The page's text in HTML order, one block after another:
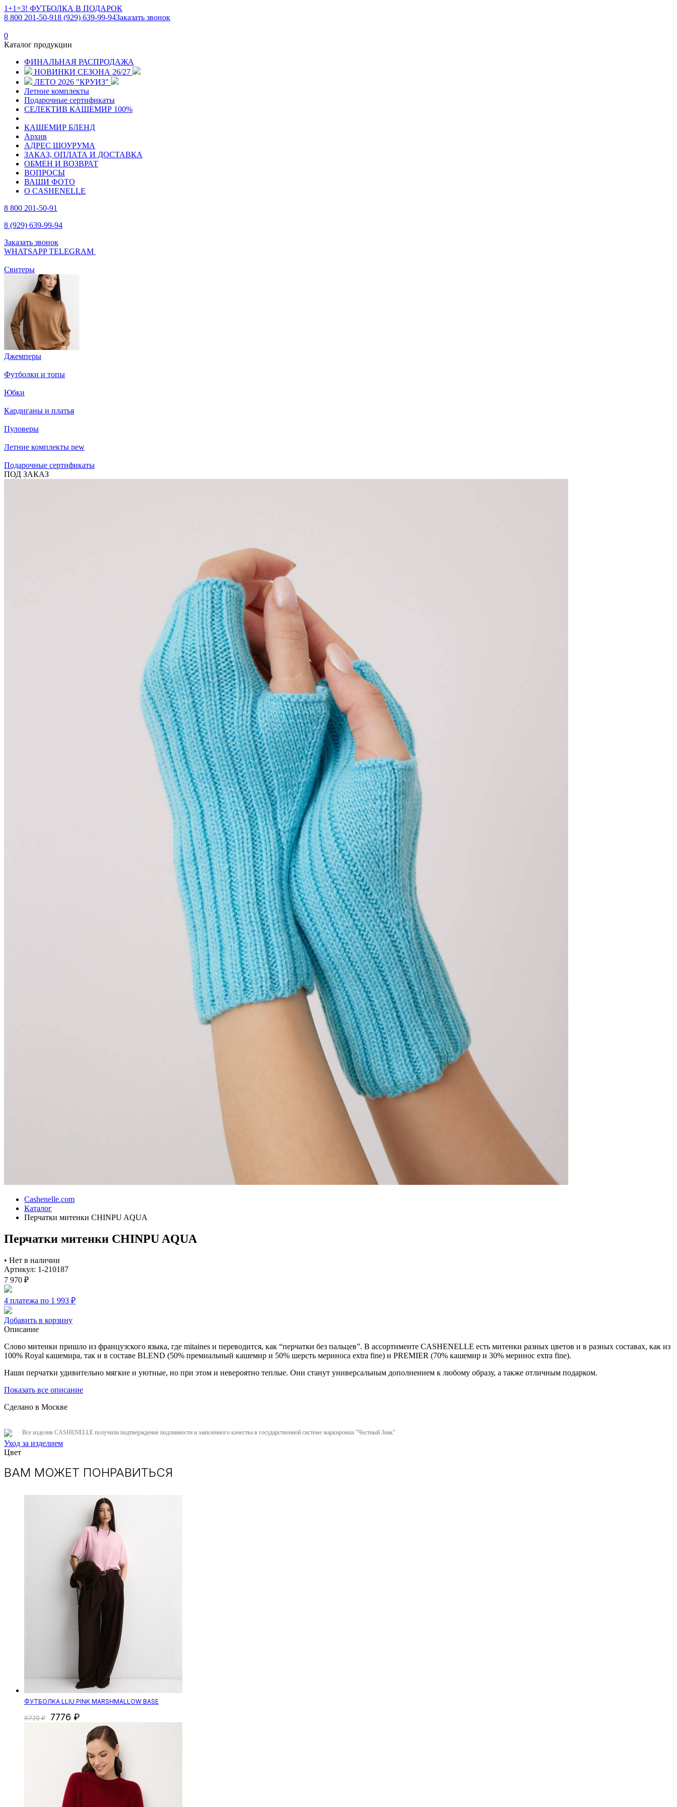
1+1=3! ФУТБОЛКА В ПОДАРОК
8 800 201-50-918 (929) 639-99-94Заказать звонок
0
Каталог продукции
ФИНАЛЬНАЯ РАСПРОДАЖА
НОВИНКИ СЕЗОНА 26/27
ЛЕТО 2026 "КРУИЗ"
Летние комплекты
Подарочные сертификаты
СЕЛЕКТИВ КАШЕМИР 100%
КАШЕМИР БЛЕНД
Архив
АДРЕС ШОУРУМА
ЗАКАЗ, ОПЛАТА И ДОСТАВКА
ОБМЕН И ВОЗВРАТ
ВОПРОСЫ
ВАШИ ФОТО
О CASHENELLE
8 800 201-50-91
8 (929) 639-99-94
Заказать звонок
WHATSAPPTELEGRAM
Свитеры
Джемперы
Футболки и топы
Юбки
Кардиганы и платья
Пуловеры
Летние комплекты new
Подарочные сертификаты
ПОД ЗАКАЗ
Cashenelle.com
Каталог
Перчатки митенки CHINPU AQUA
Перчатки митенки CHINPU AQUA
• Нет в наличии
Артикул: 1-210187
7 970 ₽
4 платежа по 1 993 ₽
Добавить в корзину
Описание
Слово митенки пришло из французского языка, где mitaines и переводится, как “перчатки без пальцев”. В ассортименте CASHENELLE есть митенки разных цветов и в разных составах, как из
100% Royal кашемира, так и в составе BLEND (50% премиальный кашемир и 50% шерсть мериноса extra fine) и PREMIER (70% кашемир и 30% меринос extra fine).
Наши перчатки удивительно мягкие и уютные, но при этом и невероятно теплые. Они станут универсальным дополнением к любому образу, а также отличным подарком.
Показать все описание
Сделано в Москве
Все изделия CASHENELLE получили подтверждение подлинности и заявленного качества в государственной системе маркировки "Честный Знак"
Уход за изделием
Цвет
ВАМ МОЖЕТ ПОНРАВИТЬСЯ
ФУТБОЛКА LLIU PINK MARSHMALLOW BASE
9720 7776